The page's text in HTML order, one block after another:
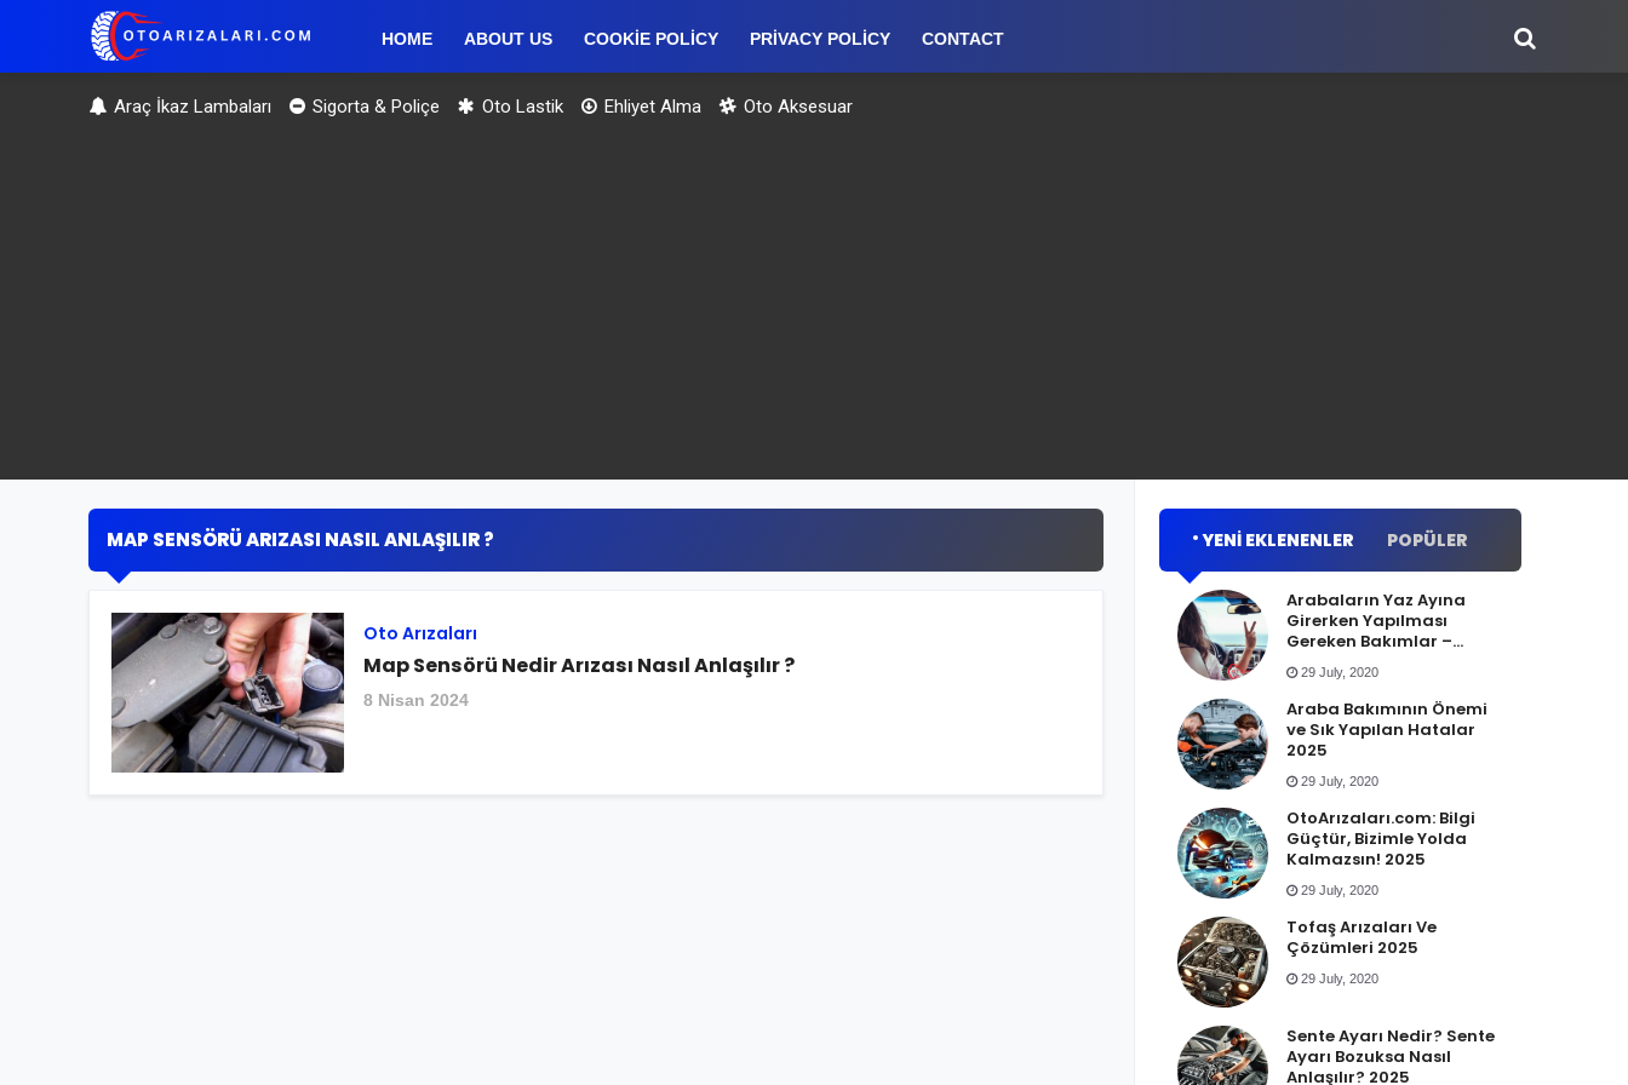
HOME ABOUT US COOKIE POLICY PRIVACY POLICY CONTACT
Araç İkaz Lambaları Sigorta & Poliçe Oto Lastik Ehliyet Alma Oto Aksesuar
MAP SENSÖRÜ ARIZASI NASIL ANLAŞILIR ?
Oto Arızaları
Map Sensörü Nedir Arızası Nasıl Anlaşılır ?
8 Nisan 2024
YENI EKLENENLER POPÜLER
Arabaların Yaz Ayına
Girerken Yapılması
Gereken Bakımlar –
OtoArizalari.com 2025
29 July, 2020
Araba Bakımının Önemi
ve Sık Yapılan Hatalar
2025
29 July, 2020
OtoArızaları.com: Bilgi
Güçtür, Bizimle Yolda
Kalmazsın! 2025
29 July, 2020
Tofaş Arızaları Ve
Çözümleri 2025
29 July, 2020
Sente Ayarı Nedir? Sente
Ayarı Bozuksa Nasıl
Anlaşılır? 2025